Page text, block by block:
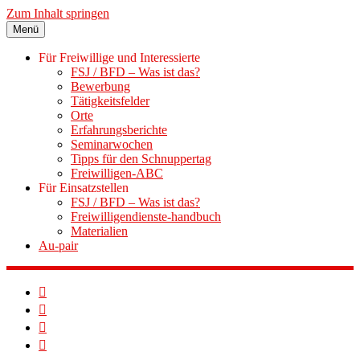
Zum Inhalt springen
Menü
Für Freiwillige und Interessierte
FSJ / BFD – Was ist das?
Bewerbung
Tätigkeitsfelder
Orte
Erfahrungsberichte
Seminarwochen
Tipps für den Schnuppertag
Freiwilligen-ABC
Für Einsatzstellen
FSJ / BFD – Was ist das?
Freiwilligendienste-handbuch
Materialien
Au-pair